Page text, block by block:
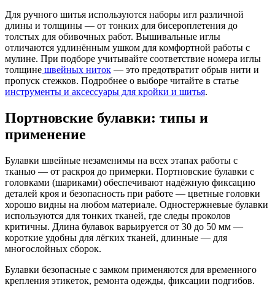
Для ручного шитья используются наборы игл различной
длины и толщины — от тонких для бисероплетения до
толстых для обивочных работ. Вышивальные иглы
отличаются удлинённым ушком для комфортной работы с
мулине. При подборе учитывайте соответствие номера иглы
толщине швейных ниток — это предотвратит обрыв нити и
пропуск стежков. Подробнее о выборе читайте в статье
инструменты и аксессуары для кройки и шитья.
Портновские булавки: типы и
применение
Булавки швейные незаменимы на всех этапах работы с
тканью — от раскроя до примерки. Портновские булавки с
головками (шариками) обеспечивают надёжную фиксацию
деталей кроя и безопасность при работе — цветные головки
хорошо видны на любом материале. Одностержневые булавки
используются для тонких тканей, где следы проколов
критичны. Длина булавок варьируется от 30 до 50 мм —
короткие удобны для лёгких тканей, длинные — для
многослойных сборок.
Булавки безопасные с замком применяются для временного
крепления этикеток, ремонта одежды, фиксации подгибов.